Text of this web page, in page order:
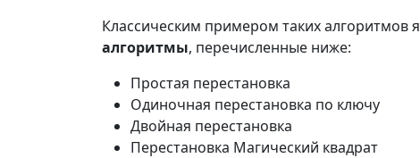
Классическим примером таких алгоритмов
алгоритмы, перечисленные ниже:
Простая перестановка
Одиночная перестановка по ключу
Двойная перестановка
Перестановка Магический квадрат